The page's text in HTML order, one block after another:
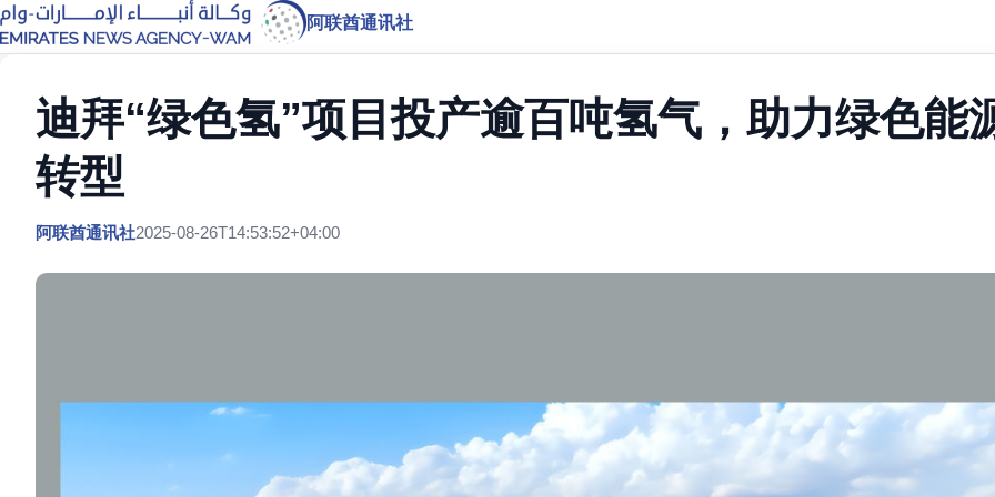
阿联酋通讯社
迪拜“绿色氢”项目投产逾百吨氢气，助力绿色能
转型
阿联酋通讯社2025-08-26T14:53:52+04:00